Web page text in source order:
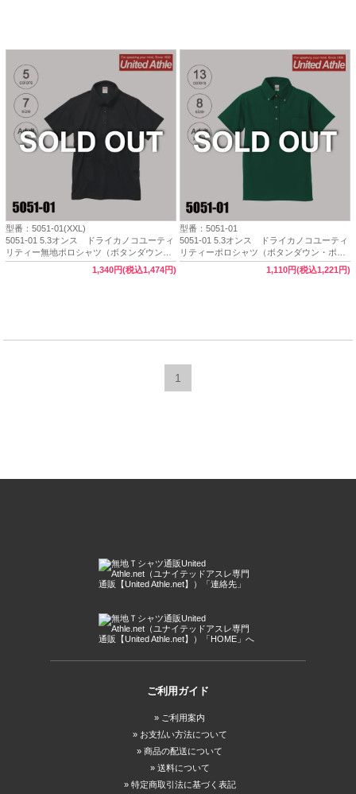
型番：5051-01(XXL)
5051-01 5.3オンス ドライカノコユーティ
リティー無地ポロシャツ（ボタンダウン・
ポケット付き）（XXL）【完売】
1,340円(税込1,474円)
型番：5051-01
5051-01 5.3オンス ドライカノコユーティ
リティーポロシャツ（ボタンダウン・ポケ
ット付き）（XXXXL）【完売】
1,110円(税込1,221円)
1
ご利用ガイド
ご利用案内
お支払い方法について
商品の配送について
送料について
特定商取引法に基づく表記